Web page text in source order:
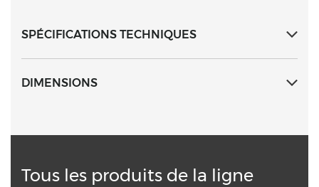
SPÉCIFICATIONS TECHNIQUES
DIMENSIONS
Tous les produits de la ligne